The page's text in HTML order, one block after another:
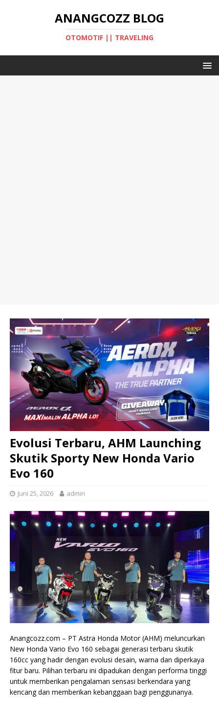
ANANGCOZZ BLOG
OTOMOTIF || TRAVELING
Evolusi Terbaru, AHM Launching
Skutik Sporty New Honda Vario
Evo 160
Juni 25, 2026 admin
Anangcozz.com – PT Astra Honda Motor (AHM) meluncurkan
New Honda Vario Evo 160 sebagai generasi terbaru skutik
160cc yang hadir dengan evolusi desain, warna dan diperkaya
fitur baru. Pilihan terbaru ini dipadukan dengan performa tinggi
untuk memberikan pengalaman sensasi berkendara yang
kencang dan memberikan kebanggaan bagi penggunanya.